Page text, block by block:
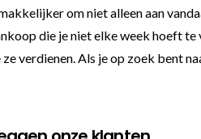
om niet alleen aan
die je niet elke week hoeft
verdienen. Als je op zoek bent